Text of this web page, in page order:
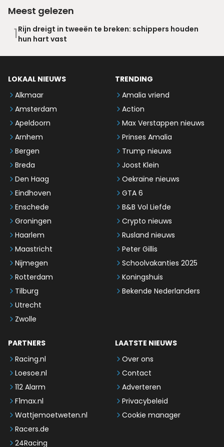
Meest gelezen
1Rijn dreigt in tweeën te breken: schippers houden
hun hart vast
LOKAAL NIEUWS
Alkmaar
Amsterdam
Apeldoorn
Arnhem
Bergen
Breda
Den Haag
Eindhoven
Enschede
Groningen
Haarlem
Maastricht
Nijmegen
Rotterdam
Tilburg
Utrecht
Zwolle
TRENDING
Amalia vriend
Action
Max Verstappen nieuws
Prinses Amalia
Trump nieuws
Joost Klein
Oekraïne nieuws
GTA 6
B&B Vol Liefde
Crypto nieuws
Rusland nieuws
Peter Gillis
Schoolvakanties 2025
Koningshuis
Bekende Nederlanders
PARTNERS
Racing.nl
Loesoe.nl
112 Alarm
F1max.nl
Wattjemoetweten.nl
Racers.de
24Racing
LAATSTE NIEUWS
Over ons
Contact
Adverteren
Privacybeleid
Cookie manager